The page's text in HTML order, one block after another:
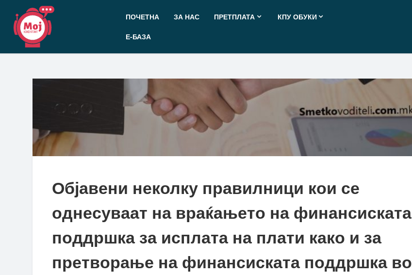
Прескокнете
содржината
ПОЧЕТНА ЗА НАС ПРЕТПЛАТА КПУ ОБУКИ
Е-БАЗА
Објавени неколку правилници кои се
однесуваат на враќањето на финансиската
поддршка за исплата на плати како и за
претворање на финансиската поддршка во